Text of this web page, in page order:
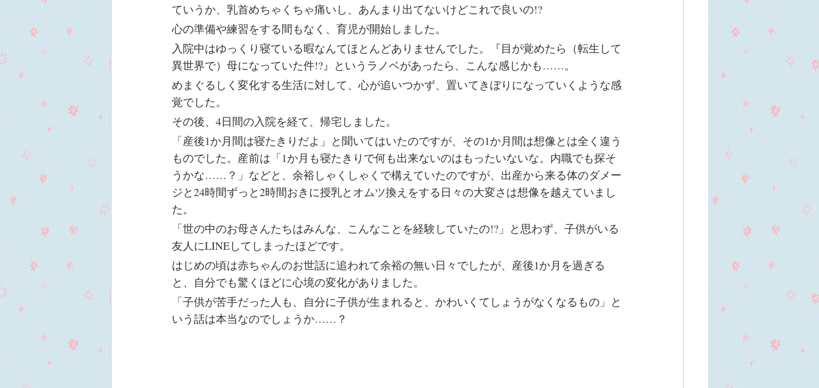
ていうか、乳首めちゃくちゃ痛いし、あんまり出てないけどこれで良いの!?
心の準備や練習をする間もなく、育児が開始しました。
入院中はゆっくり寝ている暇なんてほとんどありませんでした。『目が覚めたら（転生して
異世界で）母になっていた件!?』というラノベがあったら、こんな感じかも……。
めまぐるしく変化する生活に対して、心が追いつかず、置いてきぼりになっていくような感
覚でした。
その後、4日間の入院を経て、帰宅しました。
「産後1か月間は寝たきりだよ」と聞いてはいたのですが、その1か月間は想像とは全く違う
ものでした。産前は「1か月も寝たきりで何も出来ないのはもったいないな。内職でも探そ
うかな……？」などと、余裕しゃくしゃくで構えていたのですが、出産から来る体のダメー
ジと24時間ずっと2時間おきに授乳とオムツ換えをする日々の大変さは想像を越えていまし
た。
「世の中のお母さんたちはみんな、こんなことを経験していたの!?」と思わず、子供がいる
友人にLINEしてしまったほどです。
はじめの頃は赤ちゃんのお世話に追われて余裕の無い日々でしたが、産後1か月を過ぎる
と、自分でも驚くほどに心境の変化がありました。
「子供が苦手だった人も、自分に子供が生まれると、かわいくてしょうがなくなるもの」と
いう話は本当なのでしょうか……？